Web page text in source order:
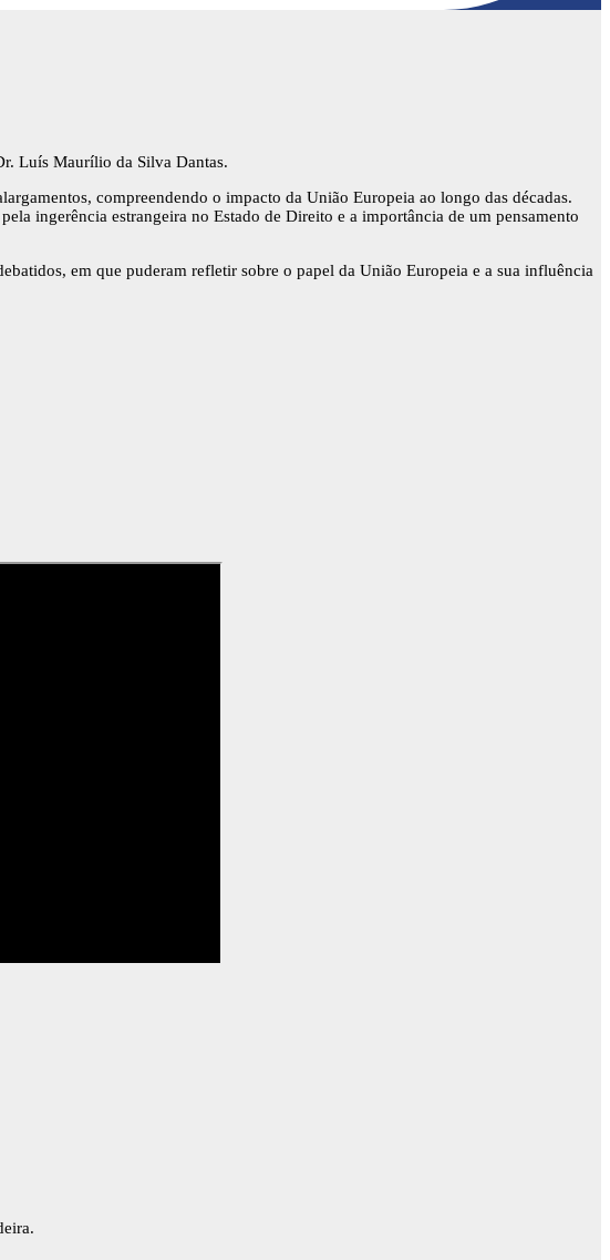
Luís Maurílio da Silva Dantas.
compreendendo o impacto da União Europeia ao longo das décadas.
ingerência estrangeira no Estado de Direito e a importância de um pensamento
em que puderam refletir sobre o papel da União Europeia e a sua influência